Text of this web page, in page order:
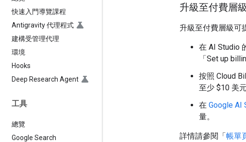
快速入門導覽課程
Antigravity 代理程式
建構受管理代理
環境
Hooks
Deep Research Agent
工具
總覽
Google Search
升級至付費層級
升級至付費層級可
在 AI Studio
「Set up
按照 Cloud
至少 $10 美
在 Google AI
量。
詳情請參閱「帳單